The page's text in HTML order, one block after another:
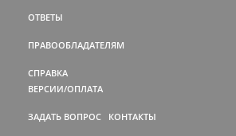
ОТВЕТЫ
ПРАВООБЛАДАТЕЛЯМ
СПРАВКА
ВЕРСИИ/ОПЛАТА
ЗАДАТЬ ВОПРОС КОНТАКТЫ